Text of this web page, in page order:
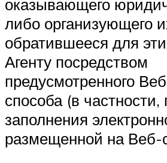
оказывающего
либо организующего
обратившееся для
Агенту посредством
предусмотренного
способа (в частности,
заполнения
размещенной на Веб-